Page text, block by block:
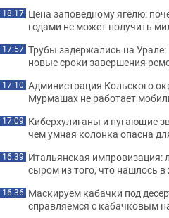
18:17 Цена заповедному ягелю:
годами не может получить
17:57 Трубы задержались на
новые сроки завершения
17:10 Администрация Кольского
Мурмашах не работает
17:09 Киберхулиганы и пугающие
чем умная колонка опасна
16:39 Итальянская импровизация:
сыром из того, что нашлось в
16:36 Маскируем кабачки под
справляемся с кабачковым